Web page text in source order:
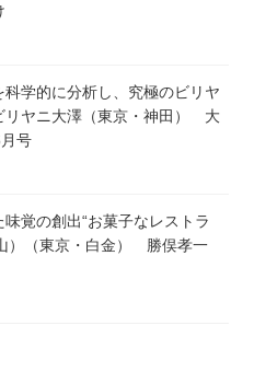
科学的に分析し、究極のビリヤ
ヤニ大澤（東京・神田） 大
号
覚の創出“お菓子なレストラ
）（東京・白金） 勝俣孝一